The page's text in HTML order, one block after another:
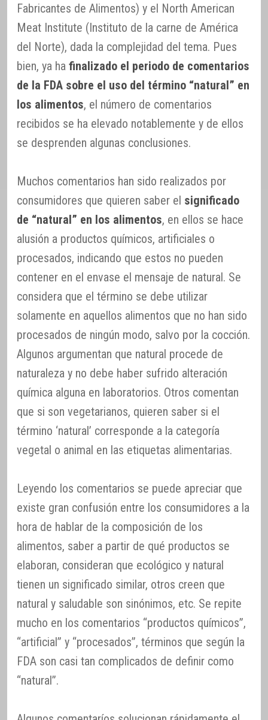
Fabricantes de Alimentos) y el North American
Meat Institute (Instituto de la carne de América
del Norte), dada la complejidad del tema. Pues
bien, ya ha finalizado el periodo de comentarios
de la FDA sobre el uso del término “natural” en
los alimentos, el número de comentarios
recibidos se ha elevado notablemente y de ellos
se desprenden algunas conclusiones.
Muchos comentarios han sido realizados por
consumidores que quieren saber el significado
de “natural” en los alimentos, en ellos se hace
alusión a productos químicos, artificiales o
procesados, indicando que estos no pueden
contener en el envase el mensaje de natural. Se
considera que el término se debe utilizar
solamente en aquellos alimentos que no han sido
procesados de ningún modo, salvo por la cocción.
Algunos argumentan que natural procede de
naturaleza y no debe haber sufrido alteración
química alguna en laboratorios. Otros comentan
que si son vegetarianos, quieren saber si el
término ‘natural’ corresponde a la categoría
vegetal o animal en las etiquetas alimentarias.
Leyendo los comentarios se puede apreciar que
existe gran confusión entre los consumidores a la
hora de hablar de la composición de los
alimentos, saber a partir de qué productos se
elaboran, consideran que ecológico y natural
tienen un significado similar, otros creen que
natural y saludable son sinónimos, etc. Se repite
mucho en los comentarios “productos químicos”,
“artificial” y “procesados”, términos que según la
FDA son casi tan complicados de definir como
“natural”.